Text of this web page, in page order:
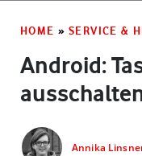
HOME » SERVICE &
Android:
Annika